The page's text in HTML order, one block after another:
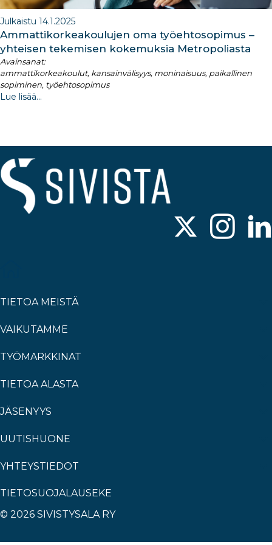
Julkaistu 14.1.2025
Ammattikorkeakoulujen oma työehtosopimus –
yhteisen tekemisen kokemuksia Metropoliasta
Avainsanat:
ammattikorkeakoulut, kansainvälisyys, moninaisuus, paikallinen
sopiminen, työehtosopimus
Lue lisää...
TIETOA MEISTÄ
VAIKUTAMME
TYÖMARKKINAT
TIETOA ALASTA
JÄSENYYS
UUTISHUONE
YHTEYSTIEDOT
TIETOSUOJALAUSEKE
© 2026 SIVISTYSALA RY